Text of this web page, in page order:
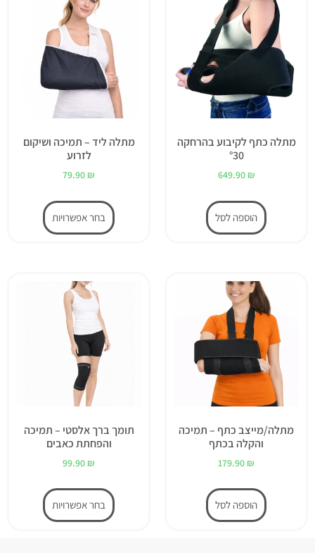
מתלה כתף לקיבוע בהרחקה
°30
649.90 ₪
הוספה לסל
מתלה ליד – תמיכה ושיקום
לזרוע
79.90 ₪
בחר אפשרויות
מתלה/מייצב כתף – תמיכה
והקלה בכתף
179.90 ₪
הוספה לסל
תומך ברך אלסטי – תמיכה
והפחתת כאבים
99.90 ₪
בחר אפשרויות